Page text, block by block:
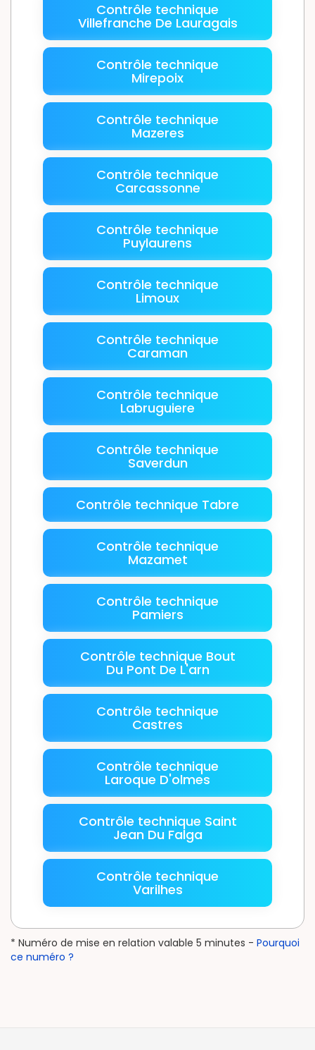
Contrôle technique
Villefranche De Lauragais
Contrôle technique
Mirepoix
Contrôle technique
Mazeres
Contrôle technique
Carcassonne
Contrôle technique
Puylaurens
Contrôle technique
Limoux
Contrôle technique
Caraman
Contrôle technique
Labruguiere
Contrôle technique
Saverdun
Contrôle technique Tabre
Contrôle technique
Mazamet
Contrôle technique
Pamiers
Contrôle technique Bout
Du Pont De L'arn
Contrôle technique
Castres
Contrôle technique
Laroque D'olmes
Contrôle technique Saint
Jean Du Falga
Contrôle technique
Varilhes
* Numéro de mise en relation valable 5 minutes - Pourquoi
ce numéro ?